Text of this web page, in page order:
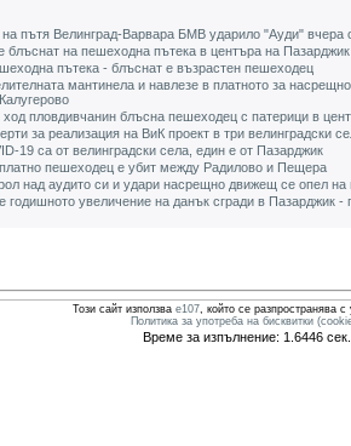
пътя Велинград-Варвара БМВ ударило "Ауди" вчера
блъснат на пешеходна пътека в центъра на Пазарджик
пътека - блъснат е възрастен пешеходец
мантинела и навлезе в платното за
пловдивчанин блъсна пешеходец с патерици в
за реализация на ВиК проект в три велинградски
19 са от велинградски села, един е от Пазарджик
пешеходец е убит между Радилово и Пещера
над аудито си и удари насрещно движещ се опел
увеличение на данък сгради в Пазарджик
Този сайт използва e107, който се разпространява с
Политика за употреба на бисквитки
Време за изпълнение: 1.6446